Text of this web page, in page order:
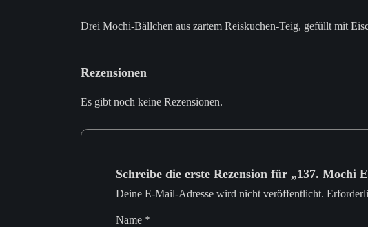
Drei Mochi-Bällchen aus zartem Reiskuchen-Teig, gefüllt mit
Rezensionen
Es gibt noch keine Rezensionen.
Schreibe die erste Rezension für „137. Mochi
Deine E-Mail-Adresse wird nicht veröffentlicht.
Name *